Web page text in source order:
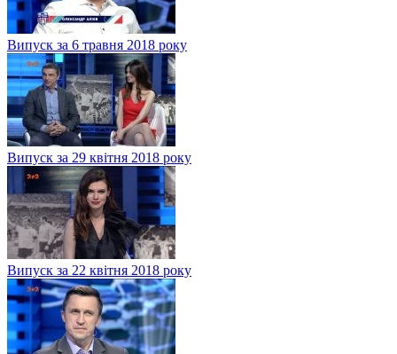
Випуск за 6 травня 2018 року
Випуск за 29 квітня 2018 року
Випуск за 22 квітня 2018 року